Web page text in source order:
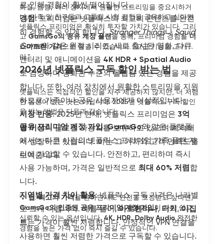
로 인해 경험이 훨씬 떨어집니다.
경험: 프리미엄은 넷플릭스의 최고의 콘텐츠를 완전
히 경험할 수 있게 합니다.Stranger Things나Squid
Game와 같은 원작 시리즈, 새로 출시된 영화, 다큐
멘터리 및 애니메이션을 4K HDR + Spatial Audio
로 감상하며 영화관 수준의 몰입감 있는 경험을 제공
합니다. 또한, 여러 장치에서 원활한 스트리밍을 지원
하므로 가족이나 공유 사용자에게 이상적입니다.
시장 반응: 2025년 현재, 넷플릭스 프리미엄은 3억
명 이상의 글로벌 사용자를 보유하고 있으며 계속해
서 성장하고 있습니다. 이는 그 가치와 고객 만족도를
보여줍니다.
화질, 음향, 여러 장치에서 원활한 스트리밍을 중요시하거
나, 가족 및 친구들과 고품질 시청 경험을 공유하고 싶다면
넷플릭스 프리미엄은 확실히 투자할 가치가 있습니다. 그리
고 GamsGo의 공유 계정 플랜을 통해, 프리미엄 경험을더
스마트한 가격으로 즐길 수 있습니다. "고급 기능을 고가 없
이."
2026년 넷플릭스 구독 할인 받는 법
넷플릭스는 직접적인 할인을 자주 제공하지 않지만, 더 저렴
한 옵션이 없는 것은 아닙니다. 2025년 넷플릭스 구독 할인
을 받는 방법은 다음과 같습니다:
공유 프리미엄 계정 가입:GamsGo와 같은 플랫폼
에서는 다른 사람의 넷플릭스 프리미엄 가족 플랜 자
리에 가입할 수 있습니다. 안전하고, 편리하며 즉시
사용 가능하며, 가격은 일반적으로 최대 60% 저렴합
니다.
지역별 가격 차이 활용: 넷플릭스 구독 가격은 나라별
로 크게 다릅니다. 예를 들어,아르헨티나, 터키,이집
트는 가격이 훨씬 저렴합니다. 안정적인 VPN 연결을
사용하면 훨씬 저렴한 가격으로 구독할 수 있습니다.
💡팁 :최고의 가격을 원하면서도 안전을 보장받고 싶다면,
GamsGo의 인증된 공유 프리미엄 계정 가입이 가장 쉽고
신뢰할 수 있는 옵션입니다.4K, HDR, Dolby Audio 완전한
경험을 높은 가격 없이 즉시 즐길 수 있습니다.